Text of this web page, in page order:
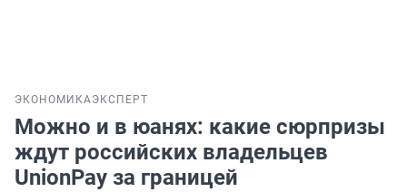
ЭКОНОМИКАЭКСПЕРТ
Можно и в юанях: какие сюрпризы
ждут российских владельцев
UnionPay за границей